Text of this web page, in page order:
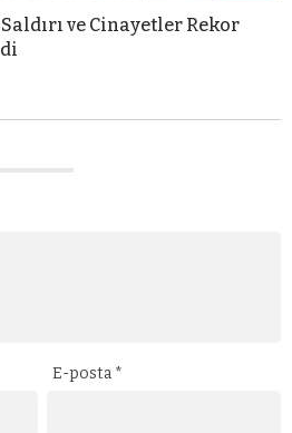
ve Cinayetler Rekor
E-posta *